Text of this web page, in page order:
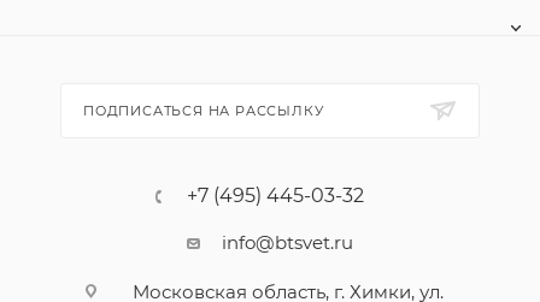
ПОДПИСАТЬСЯ НА РАССЫЛКУ
+7 (495) 445-03-32
info@btsvet.ru
Московская область, г. Химки, ул.